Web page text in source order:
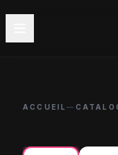
ACCUEIL—